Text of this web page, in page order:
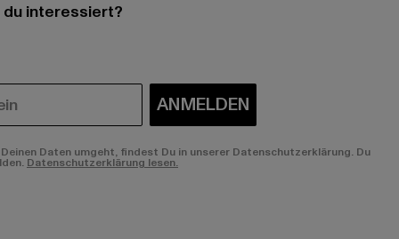
interessiert?
ANMELDEN
Daten umgeht, findest Du in unserer Datenschutzerklärung. Du
Datenschutzerklärung lesen.